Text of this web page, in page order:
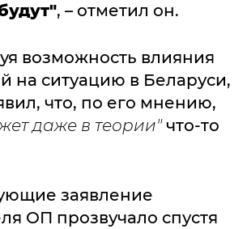
, – отметил он.
возможность влияния
на ситуацию в Беларуси,
что, по его мнению,
даже в теории"что-то
заявление
ОП прозвучало спустя